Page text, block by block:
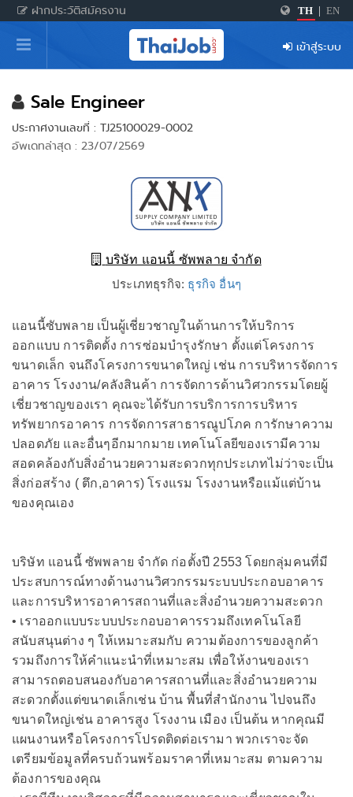
ฝากประวัติสมัครงาน TH EN
หน้าหลัก
ผู้สมัครงาน: เข้าสู่ระบบ
ฝากประวัติสมัครงาน
เกร็ดความรู้
สำหรับผู้ประกอบการ
เข้าสู่ระบบ
Sale Engineer
ประกาศงานเลขที่ : TJ25100029-0002
อัพเดทล่าสุด : 23/07/2569
บริษัท แอนนี้ ซัพพลาย จำกัด
ประเภทธุรกิจ: ธุรกิจ อื่นๆ
แอนนี้ซับพลาย เป็นผู้เชี่ยวชาญในด้านการให้บริการ
ออกแบบ การติดตั้ง การซ่อมบำรุงรักษา ตั้งแต่โครงการ
ขนาดเล็ก จนถึงโครงการขนาดใหญ่ เช่น การบริหารจัดการ
อาคาร โรงงาน/คลังสินค้า การจัดการด้านวิศวกรรมโดยผู้
เชี่ยวชาญของเรา คุณจะได้รับการบริการการบริหาร
ทรัพยากรอาคาร การจัดการสาธารณูปโภค การักษาความ
ปลอดภัย และอื่นๆอีกมากมาย เทคโนโลยีของเรามีความ
สอดคล้องกับสิ่งอำนวยความสะดวกทุกประเภทไม่ว่าจะเป็น
สิ่งก่อสร้าง ( ตึก,อาคาร) โรงแรม โรงงานหรือแม้แต่บ้าน
ของคุณเอง
บริษัท แอนนี้ ซัพพลาย จำกัด ก่อตั้งปี 2553 โดยกลุ่มคนที่มี
ประสบการณ์ทางด้านงานวิศวกรรมระบบประกอบอาคาร
และการบริหารอาคารสถานที่และสิ่งอำนวยความสะดวก
• เราออกแบบระบบประกอบอาคารรวมถึงเทคโนโลยี
สนับสนุนต่าง ๆ ให้เหมาะสมกับ ความต้องการของลูกค้า
รวมถึงการให้คำแนะนำที่เหมาะสม เพื่อให้งานของเรา
สามารถตอบสนองกับอาคารสถานที่และสิ่งอำนวยความ
สะดวกตั้งแต่ขนาดเล็กเช่น บ้าน พื้นที่สำนักงาน ไปจนถึง
ขนาดใหญ่เช่น อาคารสูง โรงงาน เมือง เป็นต้น หากคุณมี
แผนงานหรือโครงการโปรดติดต่อเรามา พวกเราจะจัด
เตรียมข้อมูลที่ครบถ้วนพร้อมราคาที่เหมาะสม ตามความ
ต้องการของคุณ